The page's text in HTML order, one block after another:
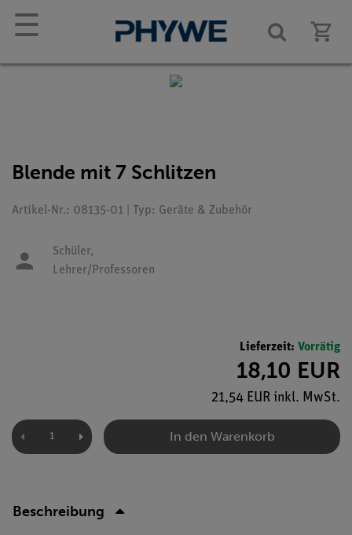
☰
Blende mit 7 Schlitzen
Artikel-Nr.: 08135-01 | Typ: Geräte & Zubehör
Schüler,
Lehrer/Professoren
Lieferzeit: Vorrätig
18,10 EUR
21,54 EUR inkl. MwSt.
In den Warenkorb
Beschreibung